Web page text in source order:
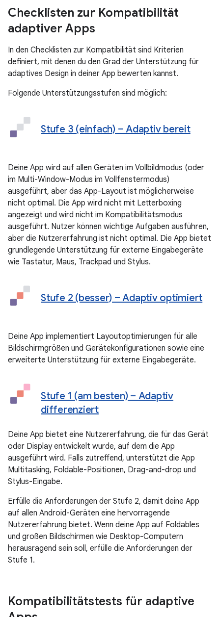
Checklisten zur Kompatibilität
adaptiver Apps
In den Checklisten zur Kompatibilität sind Kriterien
definiert, mit denen du den Grad der Unterstützung für
adaptives Design in deiner App bewerten kannst.
Folgende Unterstützungsstufen sind möglich:
Stufe 3 (einfach) – Adaptiv bereit
Deine App wird auf allen Geräten im Vollbildmodus (oder
im Multi-Window-Modus im Vollfenstermodus)
ausgeführt, aber das App-Layout ist möglicherweise
nicht optimal. Die App wird nicht mit Letterboxing
angezeigt und wird nicht im Kompatibilitätsmodus
ausgeführt. Nutzer können wichtige Aufgaben ausführen,
aber die Nutzererfahrung ist nicht optimal. Die App bietet
grundlegende Unterstützung für externe Eingabegeräte
wie Tastatur, Maus, Trackpad und Stylus.
Stufe 2 (besser) – Adaptiv optimiert
Deine App implementiert Layoutoptimierungen für alle
Bildschirmgrößen und Gerätekonfigurationen sowie eine
erweiterte Unterstützung für externe Eingabegeräte.
Stufe 1 (am besten) – Adaptiv
differenziert
Deine App bietet eine Nutzererfahrung, die für das Gerät
oder Display entwickelt wurde, auf dem die App
ausgeführt wird. Falls zutreffend, unterstützt die App
Multitasking, Foldable-Positionen, Drag-and-drop und
Stylus-Eingabe.
Erfülle die Anforderungen der Stufe 2, damit deine App
auf allen Android-Geräten eine hervorragende
Nutzererfahrung bietet. Wenn deine App auf Foldables
und großen Bildschirmen wie Desktop-Computern
herausragend sein soll, erfülle die Anforderungen der
Stufe 1.
Kompatibilitätstests für adaptive